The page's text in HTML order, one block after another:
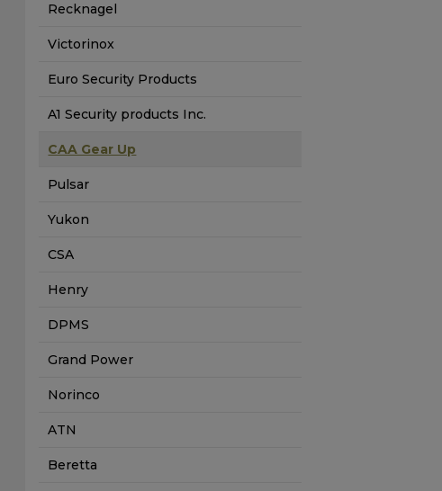
Recknagel
Victorinox
Euro Security Products
A1 Security products Inc.
CAA Gear Up
Pulsar
Yukon
CSA
Henry
DPMS
Grand Power
Norinco
ATN
Beretta